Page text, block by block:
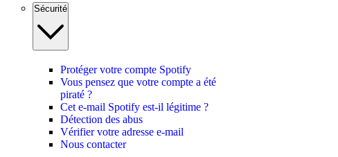
Sécurité
Protéger votre compte Spotify
Vous pensez que votre compte a été
piraté ?
Cet e-mail Spotify est-il légitime ?
Détection des abus
Vérifier votre adresse e-mail
Nous contacter